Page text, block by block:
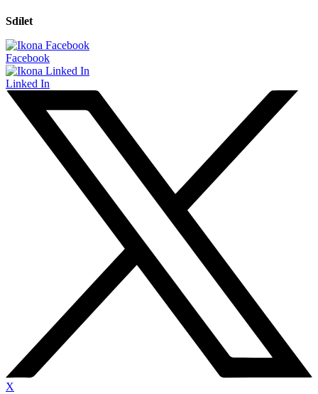
Sdílet
Facebook
Linked In
X